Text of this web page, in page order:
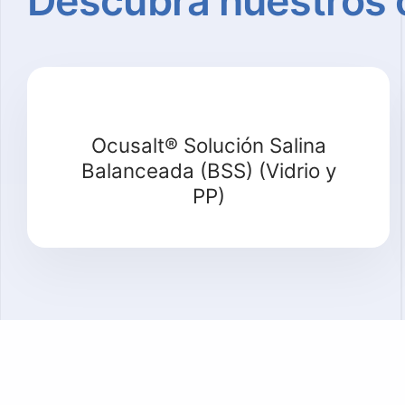
Ocusalt® Solución Salina
Balanceada (BSS) (Vidrio y
PP)